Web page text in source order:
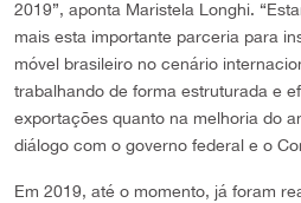
2019”, aponta Maristela Longhi.
mais esta importante parceria para
móvel brasileiro no cenário
trabalhando de forma estruturada e
exportações quanto na melhoria do
diálogo com o governo federal e o
Em 2019, até o momento, já foram